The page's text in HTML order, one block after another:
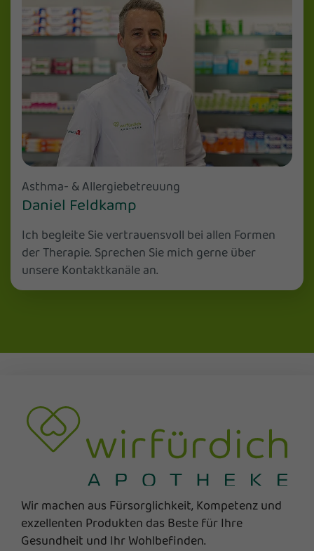
Asthma- & Allergiebetreuung
Daniel Feldkamp
Ich begleite Sie vertrauensvoll bei allen Formen
der Therapie. Sprechen Sie mich gerne über
unsere Kontaktkanäle an.
Wir machen aus Fürsorglichkeit, Kompetenz und
exzellenten Produkten das Beste für Ihre
Gesundheit und Ihr Wohlbefinden.